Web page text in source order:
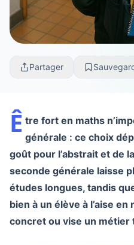
Partager
Ê tre fort en maths
générale : ce choix
goût pour l’abstrait et de
seconde générale laisse
études longues, tandis
bien à un élève à l’aise
concret ou vise un métier